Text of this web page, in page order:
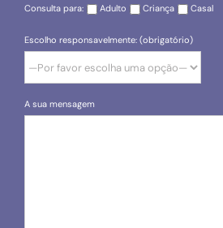
Consulta para: Adulto Criança Casal
Escolho responsavelmente: (obrigatório)
A sua mensagem